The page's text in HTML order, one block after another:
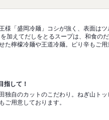
様「盛岡冷麺」コシが強く、表面はツ
加えてだしをとるスープは、和食の
た檸檬冷麺や王道冷麺。ピり辛もご用
指して！
独自のカットのこだわり。ねぎ山トッ
ご用意しております。